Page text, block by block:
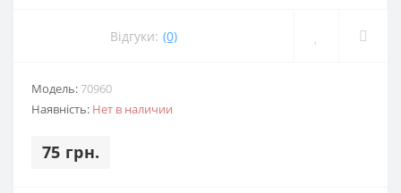
Відгуки: (0)
Модель:70960
Наявність: Нет в наличии
75 грн.